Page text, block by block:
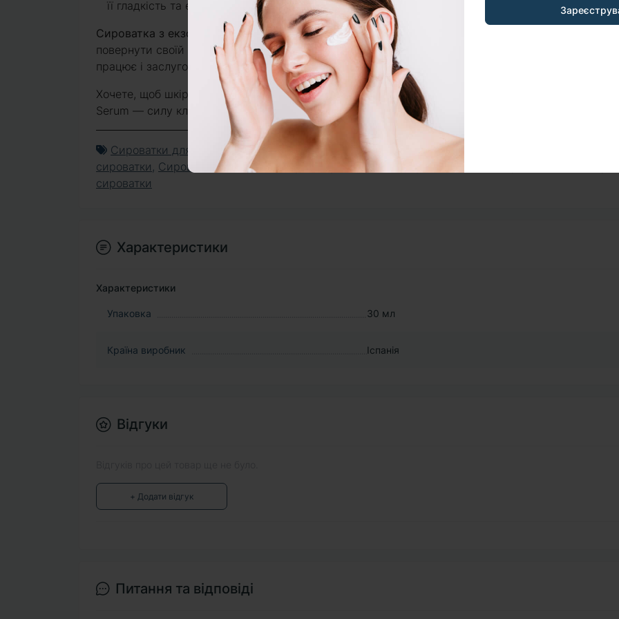
її гладкість та еластичність.
Сироватка з екзосомами Fusion Meso Exosomes Serum— це сучасне рішення для тих, хто
повернути своїй шкірі здоровий вигляд, гладкість, зволоження та природне сяйво. Вона дійсно
працює і заслуговує на місце у вашій щоденній б’юті-рутіні.
Хочете, щоб шкіра виглядала молодою, свіжою та доглянутою? Оберіть Fusion Meso Exosomes
Serum — силу клітинного відновлення в одній баночці.
Сироватки для сухої шкіри, Сироватки для жирної шкіри Сироватки з керамідами
сироватки , Сироватки для сяйва шкіри Сироватки від зморшок
сироватки
Характеристики
Характеристики
Упаковка 30 мл
Країна виробник Іспанія
Відгуки
+ Додати відгук
Питання та відповіді